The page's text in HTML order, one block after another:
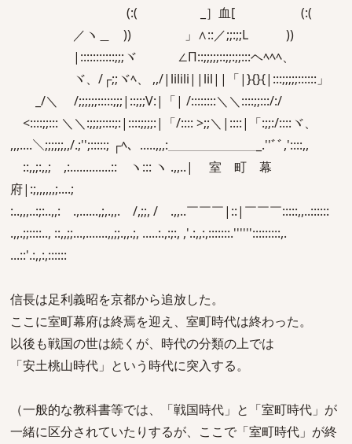
(:( _］血[ (:(
／ヽ＿ )) 」∧::／;;:;;L ))
|:::::::::::;;;ヾ ∠Π::;;;;;::;;:;;:::ヘﾍﾍﾍ、
ヾ、/┌;;ヾﾍ、 ,,/|lilili||lil||「|}{}{|:::;;;;;::::::」
_/＼ /;;;;;;:::::;;;|::;;;V:|「| /::::::::＼＼::::;;:::/:/
<::::;;::: ＼＼:;;;;::::;:|::::;;;;:|「/:::: >;;＼|::::|「:;;:/::::ヾ、
,,,....＼;;;;;;,,/.;'';:::::; ┌ﾍ、.....,,,:＿＿＿＿＿＿＿_.''ﾞﾞ,'::::,,
::,,;:,,; ,:.............:: ヽ::: ヽ .,,..| 室 町 幕
府|:;,,,,,,;....;
:..,,,..:;:..,,: .,......,;,.,,. /,;;, / .,,..￣￣￣|::|￣￣￣:::::,,..::::::
.,,.;;::::.., ::,,;;...,.......,,;;.,,.;, .....:.,:;:, ,'.:,,:,:::::::.'''''':::::::::,.
...::'.:,,:,::::::
信長は足利義昭を京都から追放した。
ここに室町幕府は終焉を迎え、室町時代は終わった。
以後も戦国の世は続くが、時代の分類の上では
「安土桃山時代」という時代に突入する。
（一般的な教科書等では、「戦国時代」と「室町時代」が
一緒に区分されていたりするが、ここで「室町時代」が終